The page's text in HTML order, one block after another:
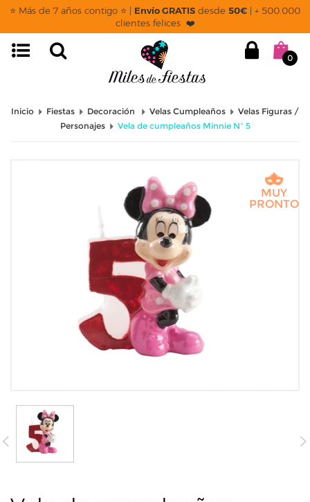
⭐ Más de 7 años contigo ⭐ | Envío GRATIS desde 50€ | + 500.000
clientes felices ❤️
0
Inicio Fiestas Decoración Velas Cumpleaños
Velas Figuras /
Personajes
Vela de cumpleaños Minnie Nº 5
MUY
PRONTO